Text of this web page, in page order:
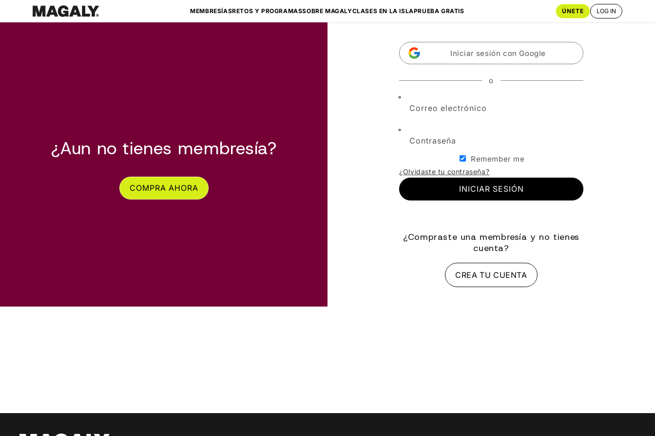
directamente
al contenido
MEMBRESÍASRETOS Y PROGRAMASSOBRE MAGALYCLASES EN LA ISLAPRUEBA GRATIS ÚNETE LOG IN
¿Aun no tienes membresía?
COMPRA AHORA
Iniciar sesión con Google
o
Correo electrónico
Contraseña
Remember me
¿Olvidaste tu contraseña?
INICIAR SESIÓN
¿Compraste una membresía y no tienes
cuenta?
CREA TU CUENTA